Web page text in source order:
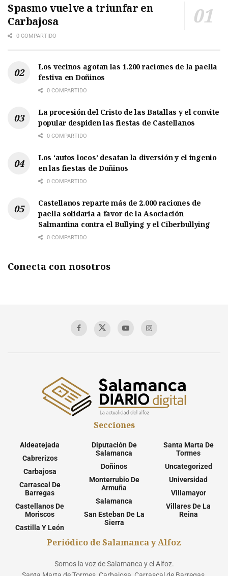
Spasmo vuelve a triunfar en
Carbajosa
0 COMPARTIDO
Los vecinos agotan las 1.200 raciones de la paella
festiva en Doñinos
0 COMPARTIDO
La procesión del Cristo de las Batallas y el convite
popular despiden las fiestas de Castellanos
0 COMPARTIDO
Los ‘autos locos’ desatan la diversión y el ingenio
en las fiestas de Doñinos
0 COMPARTIDO
Castellanos reparte más de 2.000 raciones de
paella solidaria a favor de la Asociación
Salmantina contra el Bullying y el Ciberbullying
0 COMPARTIDO
Conecta con nosotros
Secciones
Aldeatejada
Cabrerizos
Carbajosa
Carrascal De
Barregas
Castellanos De
Moriscos
Castilla Y León
Diputación De
Salamanca
Doñinos
Monterrubio De
Armuña
Salamanca
San Esteban De La
Sierra
Santa Marta De
Tormes
Uncategorized
Universidad
Villamayor
Villares De La
Reina
Periódico de Salamanca y Alfoz
Somos la voz de Salamanca y el Alfoz.